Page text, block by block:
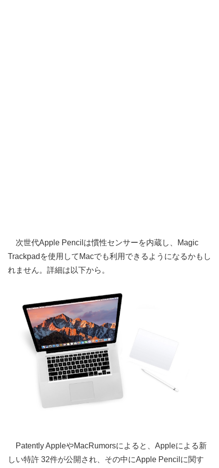
次世代Apple Pencilは慣性センサーを内蔵し、Magic
Trackpadを使用してMacでも利用できるようになるかもし
れません。詳細は以下から。
Patently AppleやMacRumorsによると、Appleによる新
しい特許 32件が公開され、その中にApple Pencilに関す